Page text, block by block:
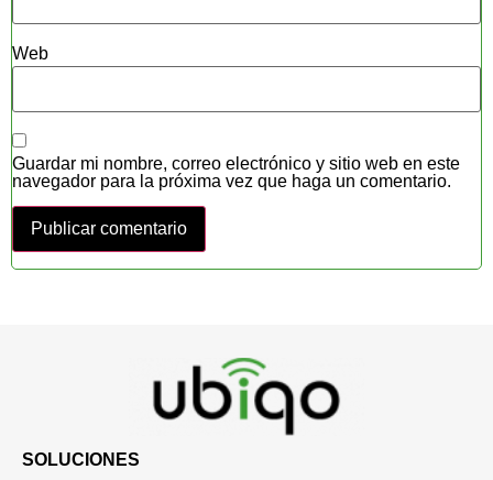
Web
Guardar mi nombre, correo electrónico y sitio web en este
navegador para la próxima vez que haga un comentario.
SOLUCIONES